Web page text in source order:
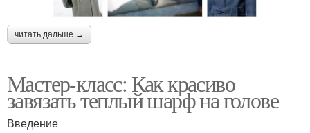
читать дальше →
Мастер-класс: Как красиво
завязать теплый шарф на голове
Введение